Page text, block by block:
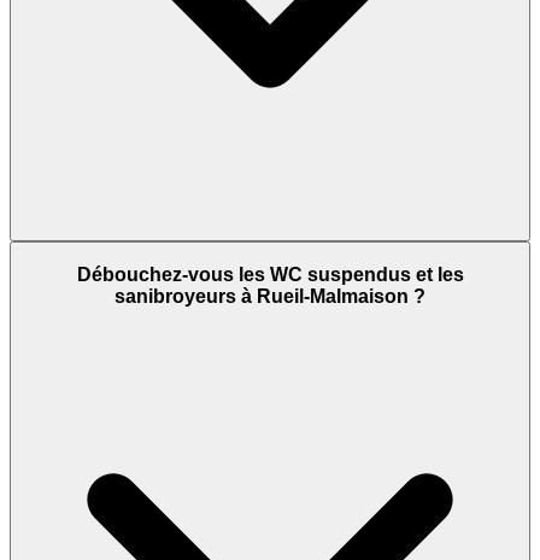
Débouchez-vous les WC suspendus et les
sanibroyeurs à Rueil-Malmaison ?